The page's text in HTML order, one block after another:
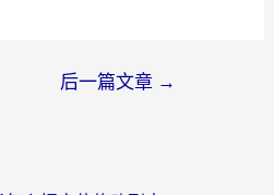
后一篇文章 →